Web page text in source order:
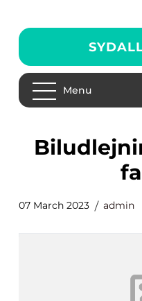
Menu
biludlejning nykøbing
07 March 2023 admin